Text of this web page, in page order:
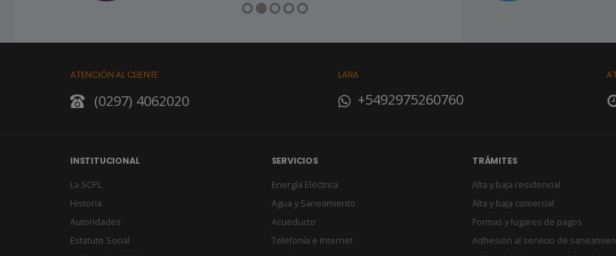
ATENCIÓN AL CLIENTE
(0297) 4062020
LARA
+5492975260760
INSTITUCIONAL
La SCPL
Historia
Autoridades
Estatuto Social
SERVICIOS
Energía Eléctrica
Agua y Saneamiento
Acueducto
Telefonía e Internet
TRÁMITES
Alta y baja residencial
Alta y baja comercial
Formas y lugares de pagos
Adhesión al servicio de